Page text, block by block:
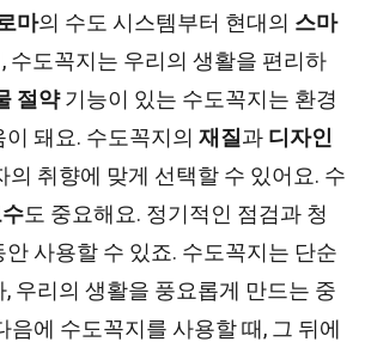
마의 수도 시스템부터 현대의 스마
수도꼭지는 우리의 생활을 편리하
절약기능이 있는 수도꼭지는 환경
돼요. 수도꼭지의 재질 과 디자인
의 취향에 맞게 선택할 수 있어요. 수
도 중요해요. 정기적인 점검과 청
사용할 수 있죠. 수도꼭지는 단순
우리의 생활을 풍요롭게 만드는 중
음에 수도꼭지를 사용할 때, 그 뒤에